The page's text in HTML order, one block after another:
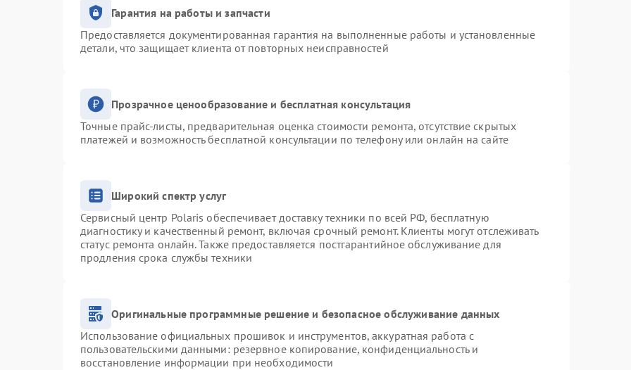
Гарантия на работы и запчасти
Предоставляется документированная гарантия на выполненные работы и установленные
детали, что защищает клиента от повторных неисправностей
Прозрачное ценообразование и бесплатная консультация
Точные прайс-листы, предварительная оценка стоимости ремонта, отсутствие скрытых
платежей и возможность бесплатной консультации по телефону или онлайн на сайте
Широкий спектр услуг
Сервисный центр Polaris обеспечивает доставку техники по всей РФ, бесплатную
диагностику и качественный ремонт, включая срочный ремонт. Клиенты могут отслеживать
статус ремонта онлайн. Также предоставляется постгарантийное обслуживание для
продления срока службы техники
Оригинальные программные решение и безопасное обслуживание данных
Использование официальных прошивок и инструментов, аккуратная работа с
пользовательскими данными: резервное копирование, конфиденциальность и
восстановление информации при необходимости